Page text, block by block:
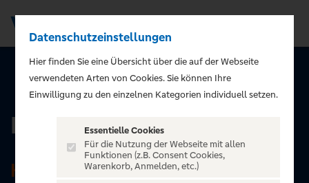
ZURÜCK ZUR STARTSEITE
Pulverfass Cabaret
HAMBURG
Datenschutzeinstellungen
Hier finden Sie eine Übersicht über die auf der Webseite
verwendeten Arten von Cookies. Sie können Ihre
Einwilligung zu den einzelnen Kategorien individuell setzen.
Essentielle Cookies
Für die Nutzung der Webseite mit allen
Funktionen (z.B. Consent Cookies,
Warenkorb, Anmelden, etc.)